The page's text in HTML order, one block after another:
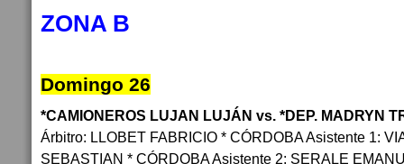
ZONA B
Domingo 26
*CAMIONEROS LUJAN LUJÁN vs. *DEP. MADRYN
Árbitro: LLOBET FABRICIO * CÓRDOBA Asistente 1:
SEBASTIAN * CÓRDOBA Asistente 2: SERALE